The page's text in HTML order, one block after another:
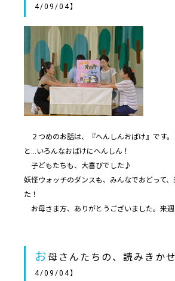
4/09/04】
２つめのお話は、『へんしんおばけ』です。
と…いろんなおばけにへんしん！
子どもたちも、大喜びでした♪
妖怪ウォッチのダンスも、みんなでおどって
た！
お母さま方、ありがとうございました。来
お母さんたちの、読みき
4/09/04】